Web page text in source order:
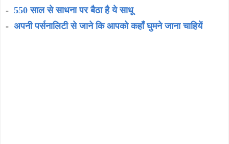
- 550 साल से साधना पर बैठा है ये साधू
- अपनी पर्सनालिटी से जाने कि आपको कहाँ घुमने जाना चाहियें